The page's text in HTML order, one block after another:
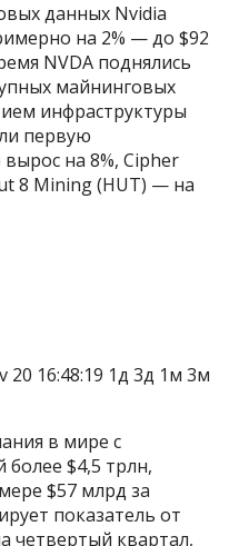
данных Nvidia
на 2% — до $92
NVDA поднялись
майнинговых
инфраструктуры
первую
на 8%, Cipher
8 Mining (HUT) — на
20 16:48:19 1д 3д 1м 3м
в мире с
$4,5 трлн,
$57 млрд за
показатель от
четвертый квартал,